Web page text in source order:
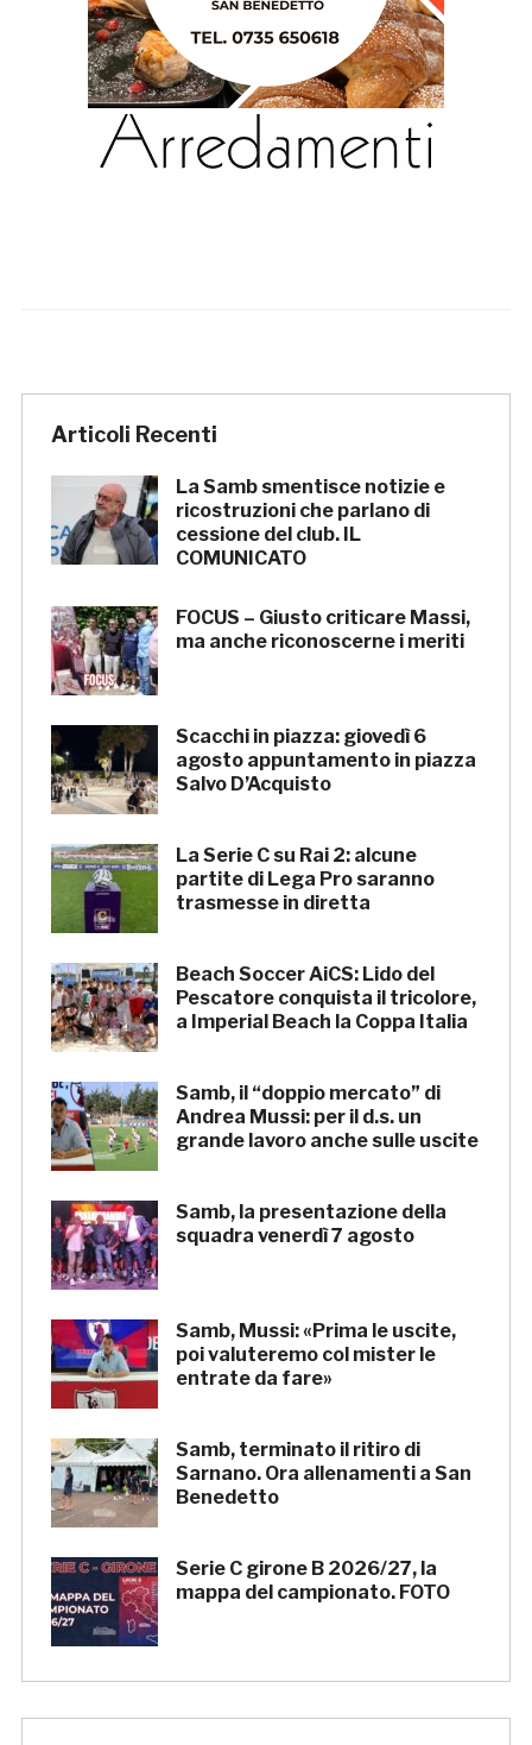
Articoli Recenti
La Samb smentisce notizie e
ricostruzioni che parlano di
cessione del club. IL
COMUNICATO
FOCUS – Giusto criticare Massi,
ma anche riconoscerne i meriti
Scacchi in piazza: giovedì 6
agosto appuntamento in piazza
Salvo D’Acquisto
La Serie C su Rai 2: alcune
partite di Lega Pro saranno
trasmesse in diretta
Beach Soccer AiCS: Lido del
Pescatore conquista il tricolore,
a Imperial Beach la Coppa Italia
Samb, il “doppio mercato” di
Andrea Mussi: per il d.s. un
grande lavoro anche sulle uscite
Samb, la presentazione della
squadra venerdì 7 agosto
Samb, Mussi: «Prima le uscite,
poi valuteremo col mister le
entrate da fare»
Samb, terminato il ritiro di
Sarnano. Ora allenamenti a San
Benedetto
Serie C girone B 2026/27, la
mappa del campionato. FOTO